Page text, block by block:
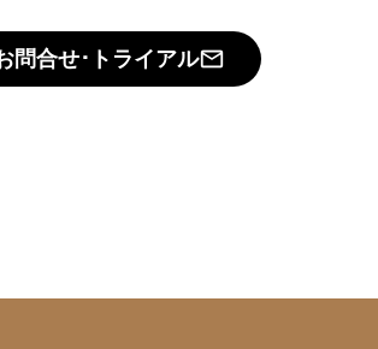
問合せ･トライアルmail_outline